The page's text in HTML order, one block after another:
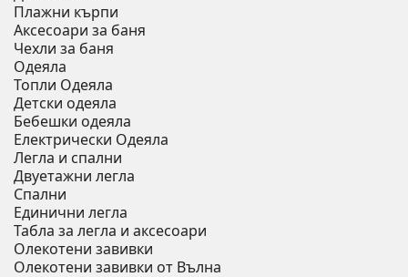
Плажни кърпи
Аксесоари за баня
Чехли за баня
Одеяла
Топли Одеяла
Детски одеяла
Бебешки одеяла
Електрически Одеяла
Легла и спални
Двуетажни легла
Спални
Единични легла
Табла за легла и аксесоари
Олекотени завивки
Олекотени завивки от Вълна